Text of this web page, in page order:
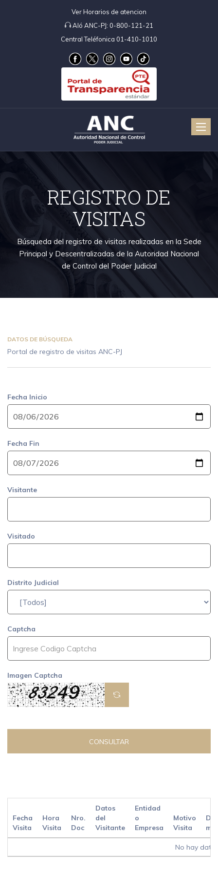
Ver Horarios de atencion
Aló ANC-PJ: 0-800-121-21
Central Teléfonica 01-410-1010
Toggle
REGISTRO DE
VISITAS
Búsqueda del registro de visitas realizadas en la Sede
Principal y Descentralizadas de la Autoridad Nacional
de Control del Poder Judicial
DATOS DE BÚSQUEDA
Portal de registro de visitas ANC-PJ
Fecha Inicio
Fecha Fin
Visitante
Visitado
Distrito Judicial
Captcha
Imagen Captcha
CONSULTAR
Fecha
Visita
Hora
Visita
Nro.
Doc
Datos
del
Visitante
Entidad
o
Empresa
Motivo
Visita
No hay